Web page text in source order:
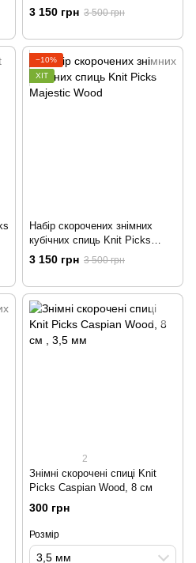
Sunstruck Wood
3 150 грн 3 500 грн
−10%
ХІТ
Набір скорочених знімних
кубічних спиць Knit Picks
Majestic Wood
3 150 грн 3 500 грн
2
Знімні скорочені спиці Knit
Picks Caspian Wood, 8 см
300 грн
Розмір
3,5 мм